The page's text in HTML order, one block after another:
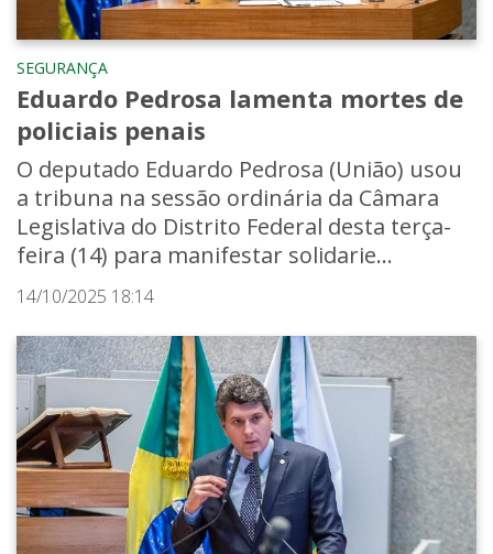
SEGURANÇA
Eduardo Pedrosa lamenta mortes de
policiais penais
O deputado Eduardo Pedrosa (União) usou
a tribuna na sessão ordinária da Câmara
Legislativa do Distrito Federal desta terça-
feira (14) para manifestar solidarie...
14/10/2025 18:14